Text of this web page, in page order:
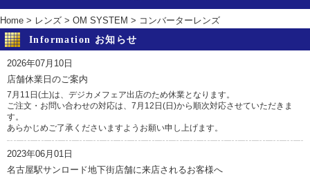
Home > レンズ > OM SYSTEM > コンバーターレンズ
Information お知らせ
2026年07月10日
店舗休業日のご案内
7月11日(土)は、デジカメフェア出店のため休業となります。
ご注文・お問い合わせの対応は、7月12日(日)から順次対応させていただきま
す。
あらかじめご了承くださいますようお願い申し上げます。
2023年06月01日
名古屋駅サンロード地下街店舗に来店されるお客様へ